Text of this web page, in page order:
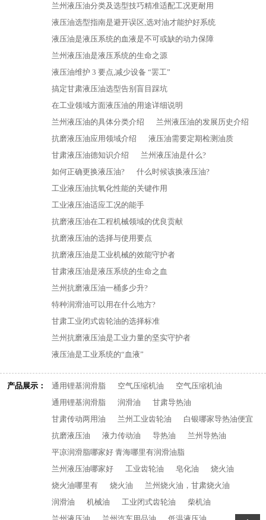
兰州液压油分类及选型技巧精准适配工况更耐用
液压油选型指南是避开误区,选对油才能护好系统
液压油是液压系统的血液是不可或缺的动力保障
兰州液压油是液压系统的生命之源
液压油维护 3 要点,减少设备 “罢工”
搞定甘肃液压油选型告别盲目踩坑
在工业领域方面液压油的用途详细说明
兰州液压油的具体分类介绍
兰州液压油的发展历史介绍
抗磨液压油应用领域介绍
液压油需要定期检测油质
甘肃液压油德知识介绍
兰州液压油是什么?
如何正确更换液压油?
什么时候该换液压油?
工业液压油抗氧化性能的关键作用
工业液压油适应工况的能手
抗磨液压油在工程机械领域的优良贡献
抗磨液压油的选择与使用要点
抗磨液压油是工业机械的效能守护者
甘肃液压油是液压系统的生命之血
兰州抗磨液压油一桶多少升?
特种润滑油可以用在什么地方?
甘肃工业闭式齿轮油的选择标准
兰州抗磨液压油是工业力量的坚实守护者
液压油是工业系统的“血液”
产品展示： 通用锂基润滑脂 空气压缩机油
空气压缩机油
通用锂基润滑脂
润滑油
甘肃导热油
甘肃传动两用油
兰州工业齿轮油
白银哪家导热油便宜
抗磨液压油
液力传动油 导热油
兰州导热油
平凉润滑脂哪家好 青海哪里有润滑油脂
兰州液压油哪家好
工业齿轮油 皂化油
烧火油
烧火油哪里有
烧火油
兰州烧火油，甘肃烧火油
润滑油
机械油 工业闭式齿轮油
柴机油